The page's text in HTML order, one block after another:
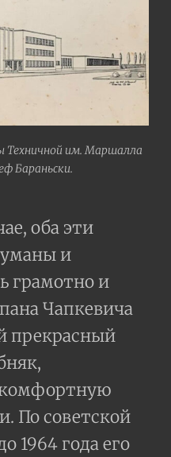
Техничной им. Маршалла
Бараньски.
оба эти
и
грамотно и
Чапкевича
прекрасный
По советской
1964 года его